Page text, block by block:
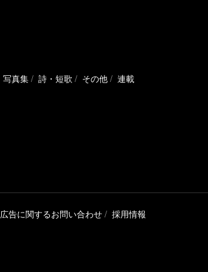
写真集 詩・短歌 その他 連載
広告に関するお問い合わせ
採用情報